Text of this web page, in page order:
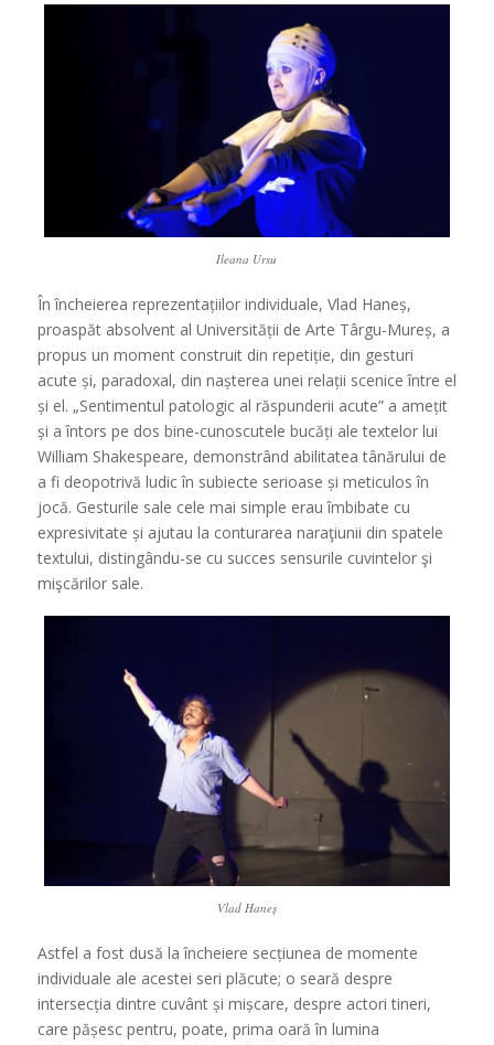
Ileana Ursu
În încheierea reprezentațiilor individuale, Vlad Haneș,
proaspăt absolvent al Universității de Arte Târgu-Mureș, a
propus un moment construit din repetiție, din gesturi
acute și, paradoxal, din nașterea unei relații scenice între el
și el. „Sentimentul patologic al răspunderii acute” a amețit
și a întors pe dos bine-cunoscutele bucăți ale textelor lui
William Shakespeare, demonstrând abilitatea tânărului de
a fi deopotrivă ludic în subiecte serioase și meticulos în
jocă. Gesturile sale cele mai simple erau îmbibate cu
expresivitate și ajutau la conturarea naraţiunii din spatele
textului, distingându-se cu succes sensurile cuvintelor şi
mişcărilor sale.
Vlad Haneș
Astfel a fost dusă la încheiere secțiunea de momente
individuale ale acestei seri plăcute; o seară despre
intersecția dintre cuvânt și mișcare, despre actori tineri,
care pășesc pentru, poate, prima oară în lumina